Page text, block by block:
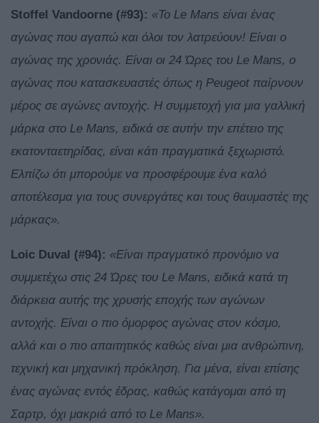
Stoffel Vandoorne (#93): «Το Le Mans είναι ένας
αγώνας που αγαπώ και όλοι τον λατρεύουν! Είναι ο
αγώνας της χρονιάς. Είναι οι 24 Ώρες του Le Mans, ο
αγώνας που κατασκευαστές όπως η Peugeot παίρνουν
μέρος σε αγώνες αντοχής. Η συμμετοχή για μια γαλλική
μάρκα στο Le Mans, ειδικά σε αυτήν την επέτειο της
εκατονταετηρίδας, είναι κάτι πραγματικά ξεχωριστό.
Ελπίζω ότι μπορούμε να προσφέρουμε ένα καλό
αποτέλεσμα για τους συνεργάτες και τους θαυμαστές της
μάρκας».
Loic Duval (#94): «Είναι πραγματικό προνόμιο να
συμμετέχω στις 24 Ώρες του Le Mans, ειδικά κατά τη
διάρκεια αυτής της χρυσής εποχής των αγώνων
αντοχής. Είναι ο πιο όμορφος αγώνας στον κόσμο,
αλλά και ο πιο απαιτητικός καθώς είναι μια ανθρώπινη,
τεχνική και μηχανική πρόκληση. Για μένα, είναι επίσης
ένας αγώνας εντός έδρας, καθώς κατάγομαι από τη
Σαρτρ, όχι μακριά από το Le Mans».